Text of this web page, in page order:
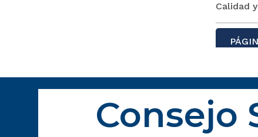
Calidad
Consejo